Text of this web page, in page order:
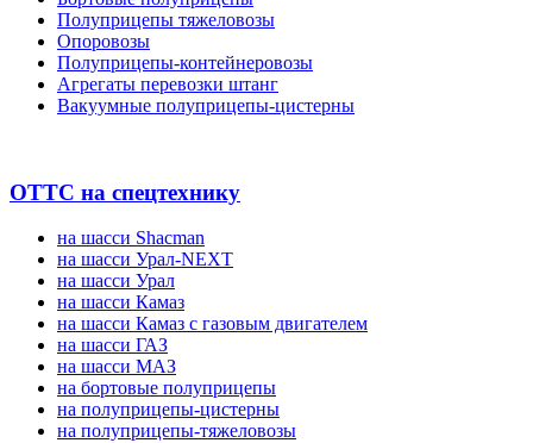
Полуприцепы тяжеловозы
Опоровозы
Полуприцепы-контейнеровозы
Агрегаты перевозки штанг
Вакуумные полуприцепы-цистерны
ОТТС на спецтехнику
на шасси Shacman
на шасси Урал-NEXT
на шасси Урал
на шасси Камаз
на шасси Камаз с газовым двигателем
на шасси ГАЗ
на шасси МАЗ
на бортовые полуприцепы
на полуприцепы-цистерны
на полуприцепы-тяжеловозы